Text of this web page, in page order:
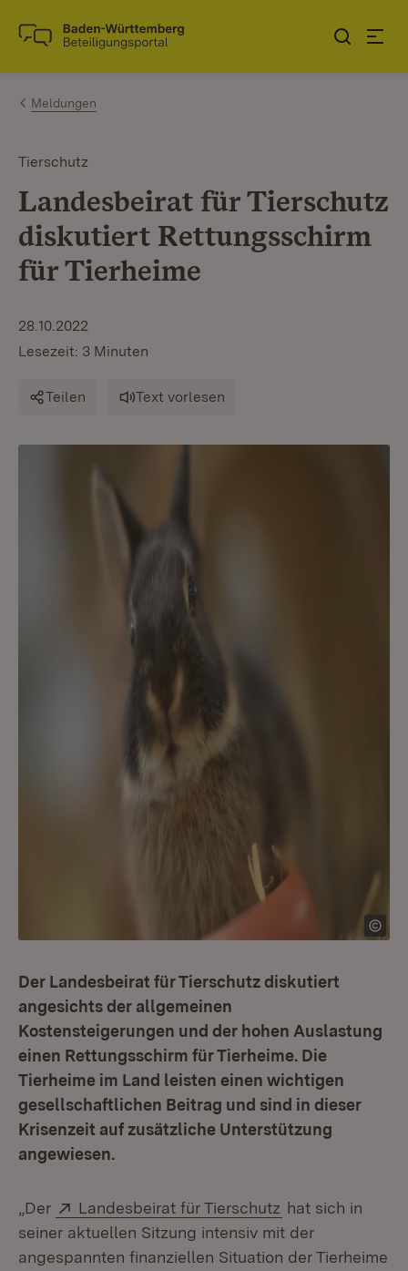
Zum Inhalt springen
Link zur Startseite
Meldungen
Tierschutz
Landesbeirat für Tierschutz
diskutiert Rettungsschirm
für Tierheime
28.10.2022
Lesezeit: 3 Minuten
Teilen Text vorlesen
Der Landesbeirat für Tierschutz diskutiert
angesichts der allgemeinen
Kostensteigerungen und der hohen Auslastung
einen Rettungsschirm für Tierheime. Die
Tierheime im Land leisten einen wichtigen
gesellschaftlichen Beitrag und sind in dieser
Krisenzeit auf zusätzliche Unterstützung
angewiesen.
„Der Extern:
Landesbeirat für Tierschutz (Öffnet in
hat sich in
seiner aktuellen Sitzung intensiv mit der
angespannten finanziellen Situation der Tierheime